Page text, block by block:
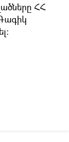
ՀՀ